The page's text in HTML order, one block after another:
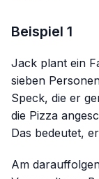
Beispiel 1
Jack plant ein
sieben
Speck, die er
die Pizza
Das bedeutet,
Am